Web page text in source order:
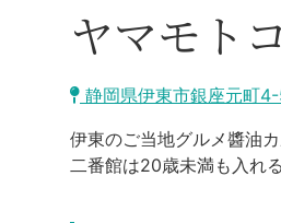
ヤマモト
静岡県伊東市銀座元町
伊東のご当地グルメ醬油
二番館は20歳未満も入れ